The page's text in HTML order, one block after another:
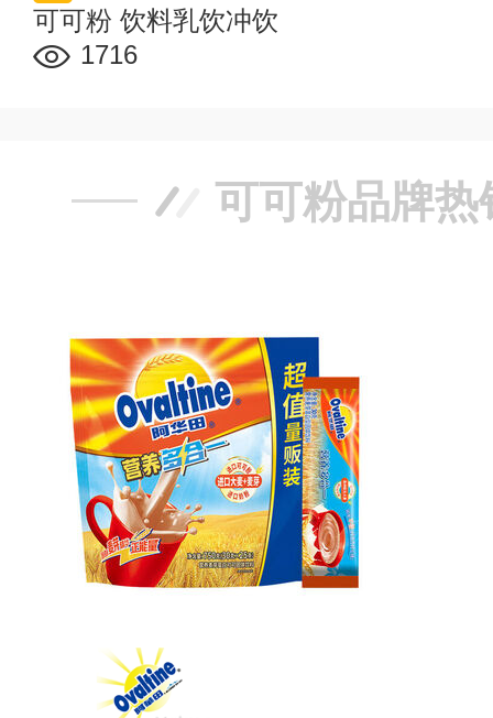
可可粉 饮料乳饮冲饮
1716
可可粉品牌热